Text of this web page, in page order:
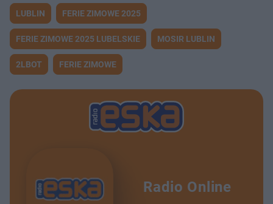
LUBLIN FERIE ZIMOWE 2025
FERIE ZIMOWE 2025 LUBELSKIE MOSIR LUBLIN
2LBOT FERIE ZIMOWE
Radio Online